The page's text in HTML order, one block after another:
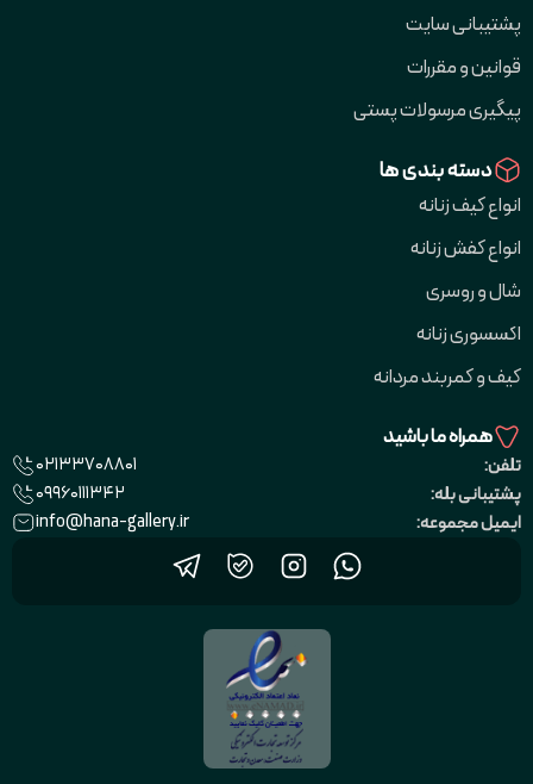
پشتیبانی سایت
قوانین و مقررات
پیگیری مرسولات پستی
دسته بندی ها
انواع کیف زنانه
انواع کفش زنانه
شال و روسری
اکسسوری زنانه
کیف و کمربند مردانه
همراه ما باشید
تلفن:
02133708801
پشتیبانی بله:
09960111342
ایمیل مجموعه:
info@hana-gallery.ir